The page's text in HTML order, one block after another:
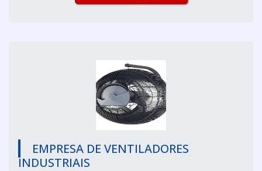
EMPRESA DE VENTILADORES
INDUSTRIAIS